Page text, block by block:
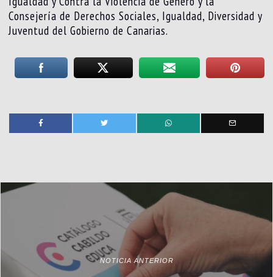
Consejería de Derechos Sociales, Igualdad, Diversidad y
Juventud del Gobierno de Canarias.
NOTICIA ANTERIOR